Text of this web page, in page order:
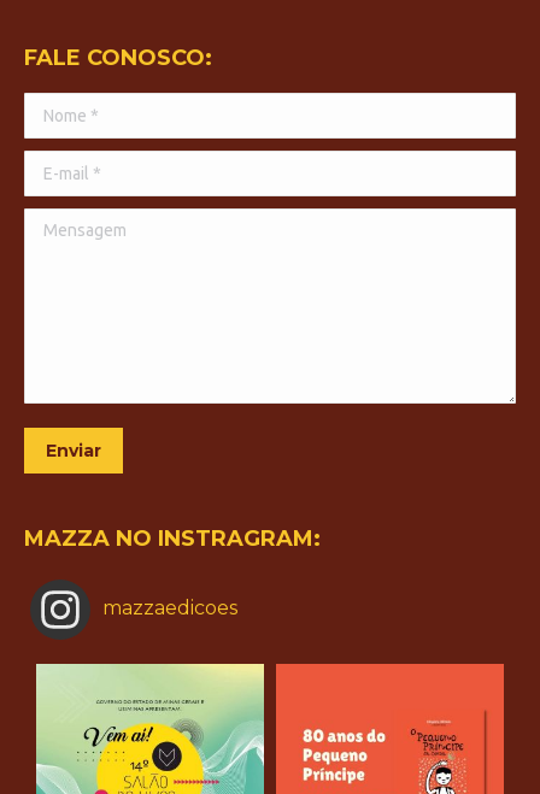
opens
new
window
opens
new
window
opens
window
opens
window
FALE CONOSCO:
Nome *
E-mail *
Mensagem
Enviar
MAZZA NO INSTRAGRAM:
mazzaedicoes